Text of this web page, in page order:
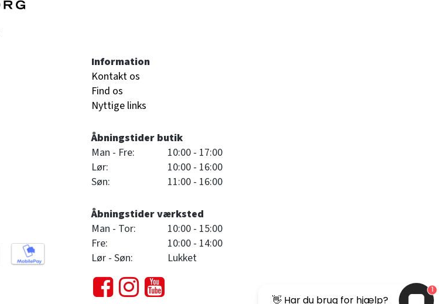
Information
Kontakt os
Find os
Nyttige links
Åbningstider butik
Man - Fre:
10:00 - 17:00
Lør:
10:00 - 16:00
Søn:
11:00 - 16:00
Åbningstider værksted
Man - Tor:
10:00 - 15:00
Fre:
10:00 - 14:00
Lør - Søn:
Lukket
👋 Har du brug for hjælp?
1